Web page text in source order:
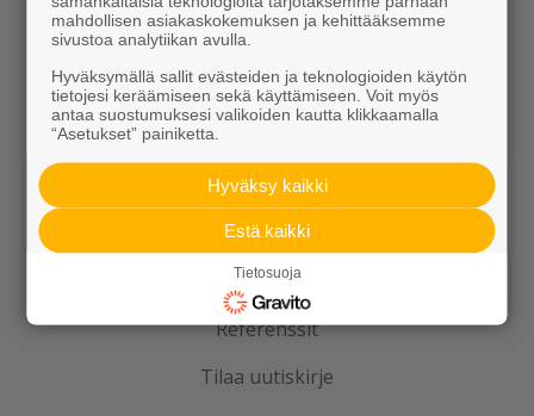
Kierrätys
Rudus
Uutiset
Referenssit
Tilaa uutiskirje
mahdollisen asiakaskokemuksen ja kehittääksemme
sivustoa analytiikan avulla.
Hyväksymällä sallit evästeiden ja teknologioiden käytön
tietojesi keräämiseen sekä käyttämiseen. Voit myös
antaa suostumuksesi valikoiden kautta klikkaamalla
“Asetukset” painiketta.
Hyväksy kaikki
Estä kaikki
Tietosuoja